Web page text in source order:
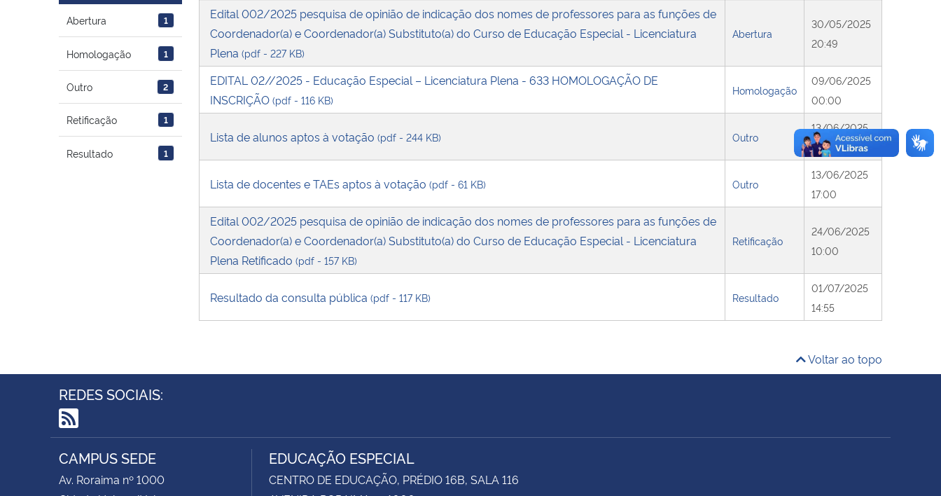
Abertura 1
Homologação 1
Outro 2
Retificação 1
Resultado 1
Edital 002/2025 pesquisa de opinião de indicação dos nomes de professores para as funções de
Coordenador(a) e Coordenador(a) Substituto(a) do Curso de Educação Especial - Licenciatura
Plena (pdf - 227 KB)
Abertura
30/05/2025
20:49
EDITAL 02//2025 - Educação Especial – Licenciatura Plena - 633 HOMOLOGAÇÃO DE
INSCRIÇÃO (pdf - 116 KB)
Homologação
09/06/2025
00:00
Lista de alunos aptos à votação (pdf - 244 KB) Outro
13/06/2025
17:00
Lista de docentes e TAEs aptos à votação (pdf - 61 KB) Outro
13/06/2025
17:00
Edital 002/2025 pesquisa de opinião de indicação dos nomes de professores para as funções de
Coordenador(a) e Coordenador(a) Substituto(a) do Curso de Educação Especial - Licenciatura
Plena Retificado (pdf - 157 KB)
Retificação
24/06/2025
10:00
Resultado da consulta pública (pdf - 117 KB) Resultado
01/07/2025
14:55
Voltar ao topo
REDES SOCIAIS:
RSS
CAMPUS SEDE
Av. Roraima nº 1000
EDUCAÇÃO ESPECIAL
CENTRO DE EDUCAÇÃO, PRÉDIO 16B, SALA 116